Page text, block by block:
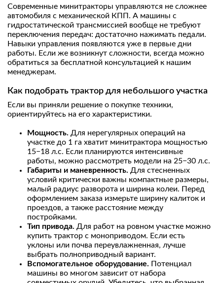
Современные минитракторы управляются не сложнее
автомобиля с механической КПП. А машины с
гидростатической трансмиссией вообще не требуют
переключения передач: достаточно нажимать педали.
Навыки управления появляются уже в первые дни
работы. Если же возникнут сложности, всегда можно
обратиться за бесплатной консультацией к нашим
менеджерам.
Как подобрать трактор для небольшого участка
Если вы приняли решение о покупке техники,
ориентируйтесь на его характеристики.
Мощность. Для нерегулярных операций на
участке до 1 га хватит минитрактора мощностью
15−18 л.с. Если планируются интенсивные
работы, можно рассмотреть модели на 25−30 л.с.
Габариты и маневренность. Для стесненных
условий критически важны компактные размеры,
малый радиус разворота и ширина колеи. Перед
оформлением заказа измерьте ширину калиток и
проездов, а также расстояние между
постройками.
Тип привода. Для работ на ровном участке можно
купить трактор с моноприводом. Если есть
уклоны или почва переувлажненная, лучше
выбрать полноприводный вариант.
Вспомогательное оборудование. Потенциал
машины во многом зависит от набора